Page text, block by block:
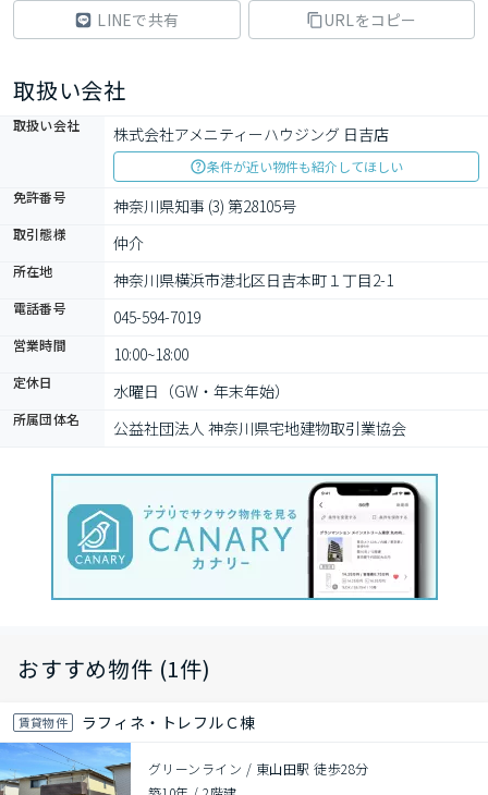
LINEで共有
URLをコピー
取扱い会社
取扱い会社 株式会社アメニティーハウジング 日吉店
条件が近い物件も紹介してほしい
免許番号
神奈川県知事 (3) 第28105号
取引態様 仲介
所在地 神奈川県横浜市港北区日吉本町１丁目2-1
電話番号 045-594-7019
営業時間 10:00~18:00
定休日 水曜日（GW・年末年始）
所属団体名 公益社団法人 神奈川県宅地建物取引業協会
おすすめ物件 (1件)
賃貸物件 ラフィネ・トレフルＣ棟
グリーンライン / 東山田駅 徒歩28分